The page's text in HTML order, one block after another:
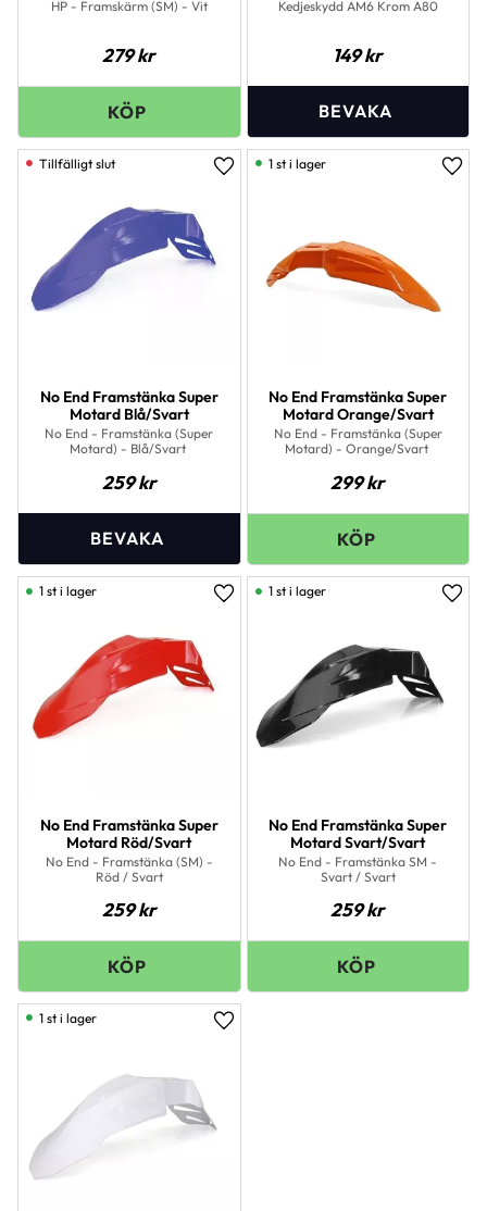
HP - Framskärm (SM) - Vit
279kr
Kedjeskydd AM6 Krom A80
149kr
No End Framstänka Super
Motard Blå/Svart
No End - Framstänka (Super
Motard) - Blå/Svart
259kr
Lägg till i favoriter
No End Framstänka Super
Motard Orange/Svart
No End - Framstänka (Super
Motard) - Orange/Svart
299kr
1 st i lager
No End Framstänka Super
Motard Röd/Svart
No End - Framstänka (SM) -
Röd / Svart
259kr
Lägg till i favoriter
1 st i lager
No End Framstänka Super
Motard Svart/Svart
No End - Framstänka SM -
Svart / Svart
259kr
1 st i lager
Lägg till i favoriter
1 st i lager